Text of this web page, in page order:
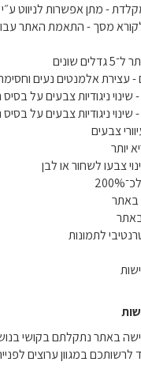
- מתן אפשרות לניווט
מסך - התאמת האתר עבור
שונים
עצירת אלמנטים נעים
שינוי ניגודיות צבעים על
שינוי ניגודיות צבעים על
צבעים
יותר
צבעו לשחור או לבן
באתר
לתמונות
באתר נתקלתם בקושי
במגוון ערוצים